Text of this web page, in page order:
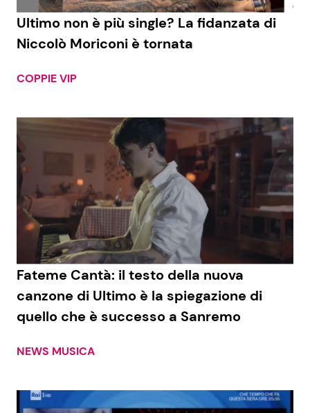
Redazione
Privacy Policy
Ultimo non è più single? La fidanzata di
Niccolò Moriconi è tornata
COPPIE VIP
Fateme Cantà: il testo della nuova
canzone di Ultimo è la spiegazione di
quello che è successo a Sanremo
NEWS MUSICA